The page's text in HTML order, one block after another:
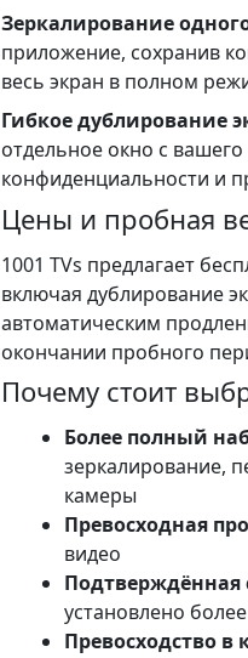
Зеркалирование
приложение, сохранив
весь экран в полном
Гибкое дублирование
отдельное окно с
конфиденциальности и
Цены и пробная
1001 TVs предлагает
включая дублирование
автоматическим
окончании пробного
Почему стоит
Более полный
зеркалирование,
камеры
Превосходная
видео
Подтверждённая
установлено
Превосходство в